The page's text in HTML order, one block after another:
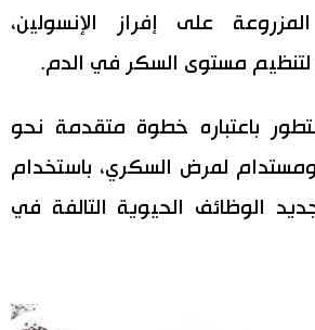
على إفراز الإنسولين،
مستوى السكر في الدم.
باعتباره خطوة متقدمة نحو
لمرض السكري، باستخدام
الوظائف الحيوية التالفة في